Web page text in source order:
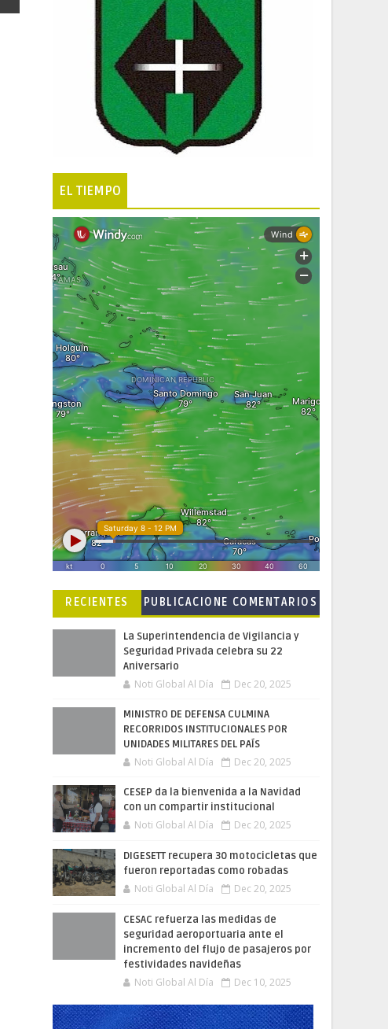
EL TIEMPO
RECIENTES
PUBLICACIONE COMENTARIOS
La Superintendencia de Vigilancia y
Seguridad Privada celebra su 22
Aniversario
Noti Global Al Día Dec 20, 2025
MINISTRO DE DEFENSA CULMINA
RECORRIDOS INSTITUCIONALES POR
UNIDADES MILITARES DEL PAÍS
Noti Global Al Día Dec 20, 2025
CESEP da la bienvenida a la Navidad
con un compartir institucional
Noti Global Al Día Dec 20, 2025
DIGESETT recupera 30 motocicletas que
fueron reportadas como robadas
Noti Global Al Día Dec 20, 2025
CESAC refuerza las medidas de
seguridad aeroportuaria ante el
incremento del flujo de pasajeros por
festividades navideñas
Noti Global Al Día Dec 10, 2025